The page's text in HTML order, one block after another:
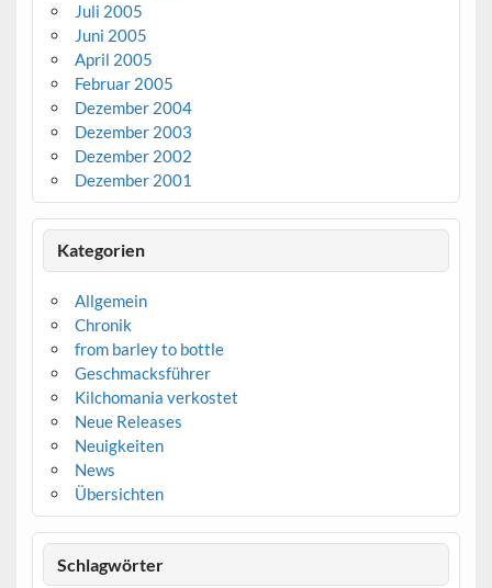
Juli 2005
Juni 2005
April 2005
Februar 2005
Dezember 2004
Dezember 2003
Dezember 2002
Dezember 2001
Kategorien
Allgemein
Chronik
from barley to bottle
Geschmacksführer
Kilchomania verkostet
Neue Releases
Neuigkeiten
News
Übersichten
Schlagwörter